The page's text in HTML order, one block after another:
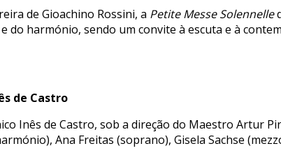
de Gioachino Rossini, a Petite Messe Solennelle
do harmónio, sendo um convite à escuta e à
de Castro
Inês de Castro, sob a direção do Maestro Artur
Ana Freitas (soprano), Gisela Sachse